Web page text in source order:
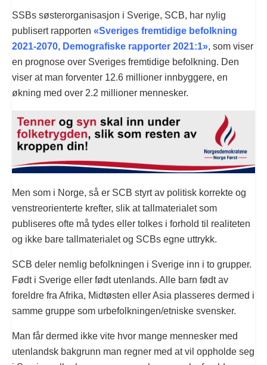
SSBs søsterorganisasjon i Sverige, SCB, har nylig
publisert rapporten «Sveriges fremtidige befolkning
2021-2070, Demografiske rapporter 2021:1», som viser
en prognose over Sveriges fremtidige befolkning. Den
viser at man forventer 12.6 millioner innbyggere, en
økning med over 2.2 millioner mennesker.
Men som i Norge, så er SCB styrt av politisk korrekte og
venstreorienterte krefter, slik at tallmaterialet som
publiseres ofte må tydes eller tolkes i forhold til realiteten
og ikke bare tallmaterialet og SCBs egne uttrykk.
SCB deler nemlig befolkningen i Sverige inn i to grupper.
Født i Sverige eller født utenlands. Alle barn født av
foreldre fra Afrika, Midtøsten eller Asia plasseres dermed i
samme gruppe som urbefolkningen/etniske svensker.
Man får dermed ikke vite hvor mange mennesker med
utenlandsk bakgrunn man regner med at vil oppholde seg